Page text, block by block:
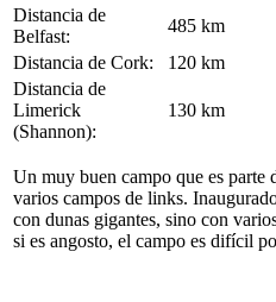
Distancia de
Belfast:
485 km
Distancia de Cork:
120 km
Distancia de
Limerick
(Shannon):
130 km
Un muy buen campo que es parte
varios campos de links.
con dunas gigantes, sino con
si es angosto, el campo es difícil